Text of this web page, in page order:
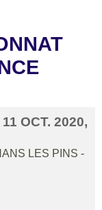
11 OCT. 2020,
LES PINS -